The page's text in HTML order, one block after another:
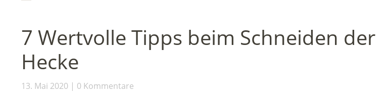
7 Wertvolle Tipps beim Schneiden der
Hecke
13. Mai 2020 0 Kommentare